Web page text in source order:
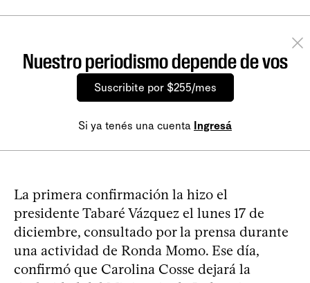
Nuestro periodismo depende de vos
Suscribite por $255/mes
Si ya tenés una cuenta Ingresá
La primera confirmación la hizo el
presidente Tabaré Vázquez el lunes 17 de
diciembre, consultado por la prensa durante
una actividad de Ronda Momo. Ese día,
confirmó que Carolina Cosse dejará la